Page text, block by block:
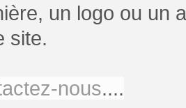
un logo ou un
site.
nous....